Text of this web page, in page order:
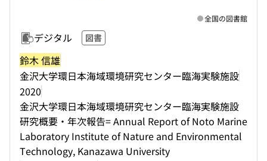
デジタル 図書
鈴木 信雄
金沢大学環日本海域環境研究センター臨海実験施設
2020
金沢大学環日本海域環境研究センター臨海実験施設
研究概要・年次報告= Annual Report of Noto Marine
Laboratory Institute of Nature and Environmental
Technology, Kanazawa University
全国の図書館